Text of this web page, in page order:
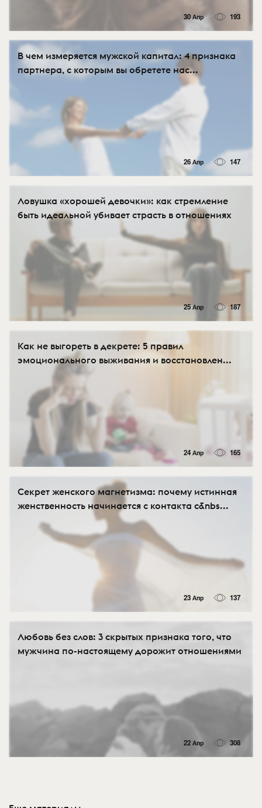
30 Апр 193
В чем измеряется мужской капитал: 4 признака
партнера, с которым вы обретете нас...
26 Апр 147
Ловушка «хорошей девочки»: как стремление
быть идеальной убивает страсть в отношениях
25 Апр 187
Как не выгореть в декрете: 5 правил
эмоционального выживания и восстановлен...
24 Апр 165
Секрет женского магнетизма: почему истинная
женственность начинается с контакта с&nbs...
23 Апр 137
Любовь без слов: 3 скрытых признака того, что
мужчина по-настоящему дорожит отношениями
22 Апр 308